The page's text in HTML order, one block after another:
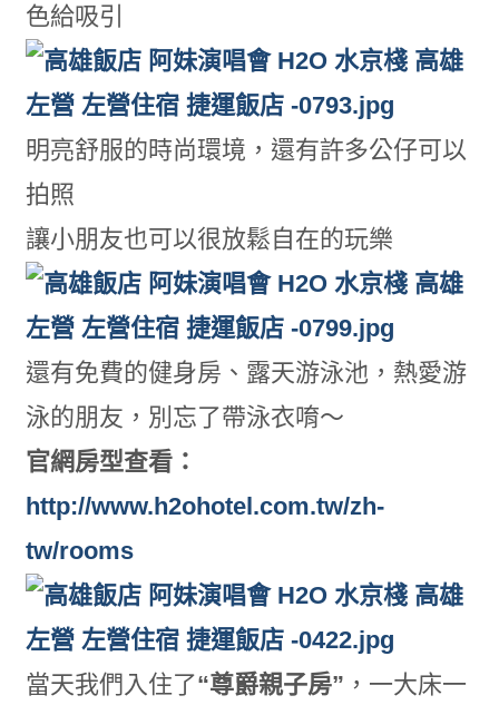
色給吸引
明亮舒服的時尚環境，還有許多公仔可以
拍照
讓小朋友也可以很放鬆自在的玩樂
還有免費的健身房、露天游泳池，熱愛游
泳的朋友，別忘了帶泳衣唷～
官網房型查看：
http://www.h2ohotel.com.tw/zh-
tw/rooms
當天我們入住了“尊爵親子房” ，一大床一